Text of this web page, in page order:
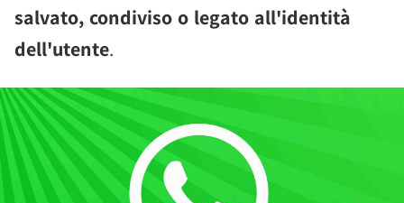
salvato, condiviso o legato all'identità
dell'utente.